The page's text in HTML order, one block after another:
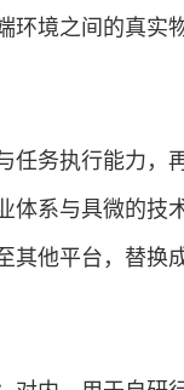
环境之间的真实
任务执行能力，
体系与具微的技
其他平台，替换